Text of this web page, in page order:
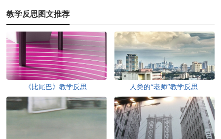
教学反思图文推荐
《比尾巴》教学反思 人类的“老师”教学反思